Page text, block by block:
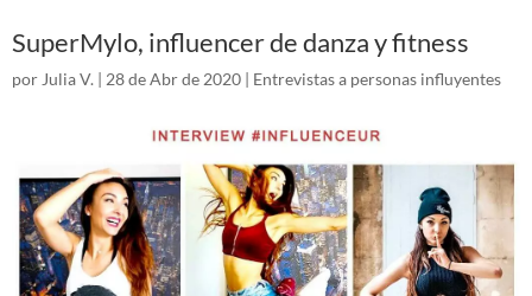
SuperMylo, influencer de danza y fitness
por Julia V. | 28 de Abr de 2020 | Entrevistas a personas influyentes